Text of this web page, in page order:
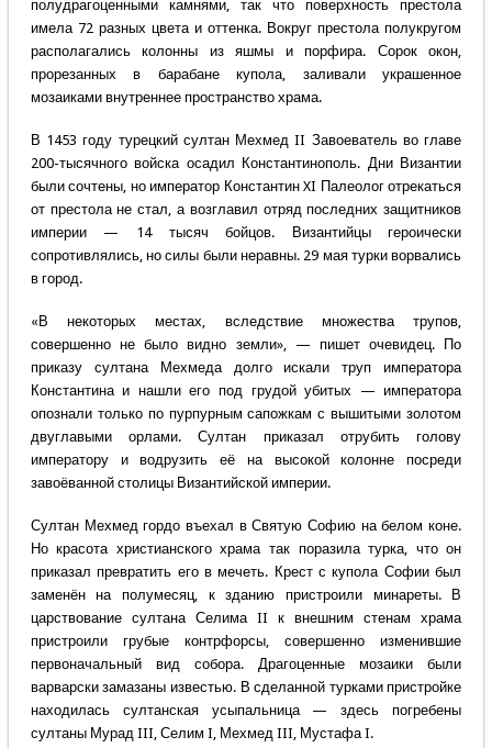
полудрагоценными камнями, так что поверхность престола
имела 72 разных цвета и оттенка. Вокруг престола полукругом
располагались колонны из яшмы и порфира. Сорок окон,
прорезанных в барабане купола, заливали украшенное
мозаиками внутреннее пространство храма.
В 1453 году турецкий султан Мехмед II Завоеватель во главе
200-тысячного войска осадил Константинополь. Дни Византии
были сочтены, но император Константин XI Палеолог отрекаться
от престола не стал, а возглавил отряд последних защитников
империи — 14 тысяч бойцов. Византийцы героически
сопротивлялись, но силы были неравны. 29 мая турки ворвались
в город.
«В некоторых местах, вследствие множества трупов,
совершенно не было видно земли», — пишет очевидец. По
приказу султана Мехмеда долго искали труп императора
Константина и нашли его под грудой убитых — императора
опознали только по пурпурным сапожкам с вышитыми золотом
двуглавыми орлами. Султан приказал отрубить голову
императору и водрузить её на высокой колонне посреди
завоёванной столицы Византийской империи.
Султан Мехмед гордо въехал в Святую Софию на белом коне.
Но красота христианского храма так поразила турка, что он
приказал превратить его в мечеть. Крест с купола Софии был
заменён на полумесяц, к зданию пристроили минареты. В
царствование султана Селима II к внешним стенам храма
пристроили грубые контрфорсы, совершенно изменившие
первоначальный вид собора. Драгоценные мозаики были
варварски замазаны известью. В сделанной турками пристройке
находилась султанская усыпальница — здесь погребены
султаны Мурад III, Селим I, Мехмед III, Мустафа I.